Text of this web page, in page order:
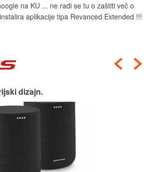
na KU ... ne radi se tu o zaštiti več o
aplikacije tipa Revanced Extended !!!
dizajn.